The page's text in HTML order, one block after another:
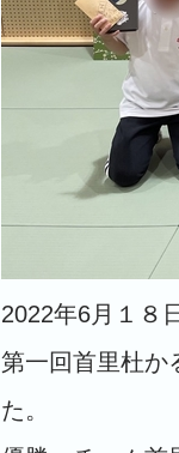
2022年6月１８
第一回首里杜か
た。